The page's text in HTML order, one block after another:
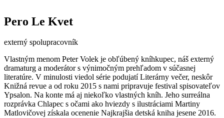
Pero Le Kvet
externý spolupracovník
Vlastným menom Peter Volek je obľúbený kníhkupec, náš externý
dramaturg a moderátor s výnimočným prehľadom v súčasnej
literatúre. V minulosti viedol série podujatí Literárny večer, neskôr
Knižná revue a od roku 2015 s nami pripravuje festival spisovateľov
Ypsalon. Na konte má aj niekoľko vlastných kníh. Jeho surreálna
rozprávka Chlapec s očami ako hviezdy s ilustráciami Martiny
Matlovičovej získala ocenenie Najkrajšia detská kniha jesene 2016.